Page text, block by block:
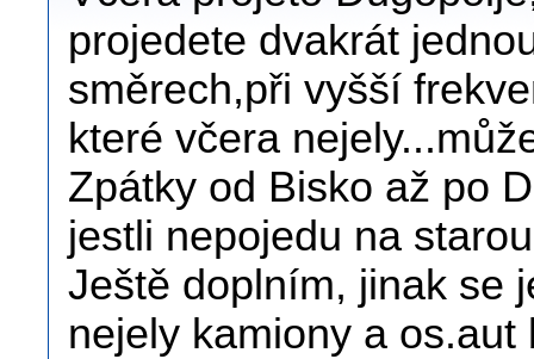
projedete dvakrát
směrech,při vyšší
které včera
Zpátky od Bisko až po
jestli nepojedu na
Ještě doplním, jinak se
nejely kamiony a os.aut